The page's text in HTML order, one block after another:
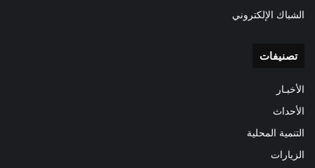
الشباك الإلكتروني
تصنيفات
الأخبـار
الأحداث
التنمية المحلية
الزيارات